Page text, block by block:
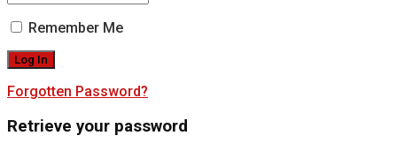
Remember Me
Forgotten Password?
Retrieve your password